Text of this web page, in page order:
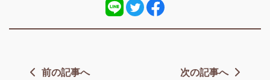
前の記事へ 次の記事へ